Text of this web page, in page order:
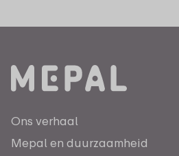
Ons verhaal
Mepal en duurzaamheid